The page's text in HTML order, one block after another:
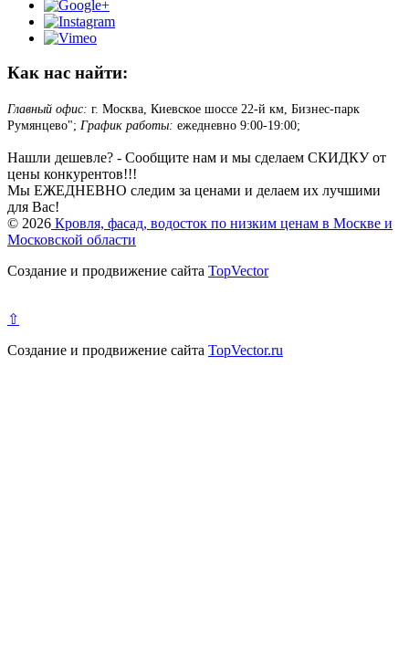
Как нас найти:
Главный офис: г. Москва, Киевское шоссе 22-й км, Бизнес-парк
Румянцево"; График работы: ежедневно 9:00-19:00;
Нашли дешевле? - Сообщите нам и мы сделаем СКИДКУ от
цены конкурентов!!!
Мы ЕЖЕДНЕВНО следим за ценами и делаем их лучшими
для Вас!
© 2026 Кровля, фасад, водосток по низким ценам в Москве и
Московской области
Создание и продвижение сайта TopVector
⇧
Создание и продвижение сайта TopVector.ru